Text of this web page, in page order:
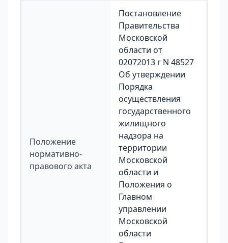
Положение
нормативно-
правового акта
Постановление
Правительства
Московской
области от
02072013 г N 48527
Об утверждении
Порядка
осуществления
государственного
жилищного
надзора на
территории
Московской
области и
Положения о
Главном
управлении
Московской
области